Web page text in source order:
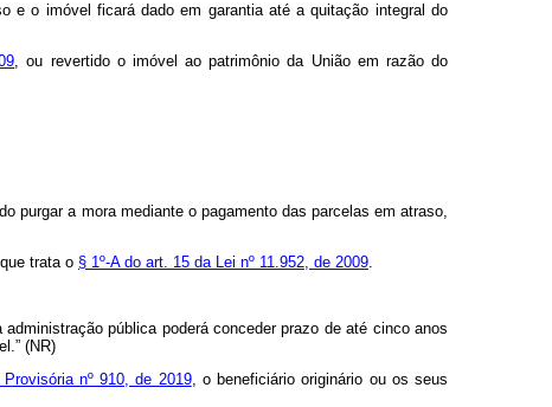
e o imóvel ficará dado em garantia até a quitação integral do
, ou revertido o imóvel ao patrimônio da União em razão do
purgar a mora mediante o pagamento das parcelas em atraso,
trata o § 1º-A do art. 15 da Lei nº 11.952, de 2009.
pública poderá conceder prazo de até cinco anos
(NR)
Provisória nº 910, de 2019, o beneficiário originário ou os seus